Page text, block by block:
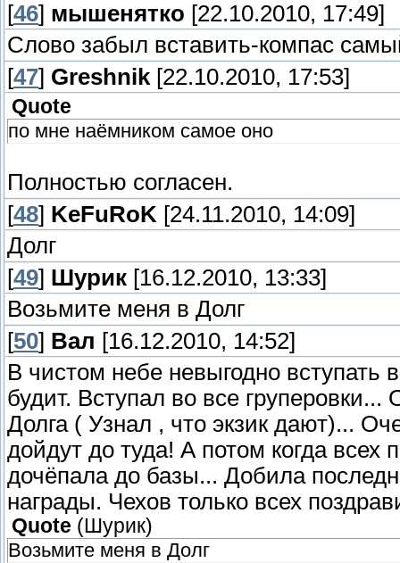
[46] мышенятко [22.10.2010, 17:49]
Слово забыл вставить-компас
[47] Greshnik [22.10.2010, 17:53]
Quote
по мне наёмником самое оно
Полностью согласен.
[48] KeFuRoK [24.11.2010, 14:09]
Долг
[49] Шурик [16.12.2010, 13:33]
Возьмите меня в Долг
[50] Вал [16.12.2010, 14:52]
В чистом небе невыгодно вступать
будит. Вступал во все
Долга ( Узнал , что экзик дают)...
дойдут до туда! А потом когда всех
дочёпала до базы... Добила
награды. Чехов только всех
Quote ( Шурик)
Возьмите меня в Долг